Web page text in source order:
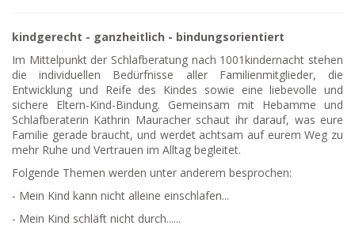
kindgerecht - ganzheitlich - bindungsorientiert
Im Mittelpunkt der Schlafberatung nach 1001kindernacht stehen
die individuellen Bedürfnisse aller Familienmitglieder, die
Entwicklung und Reife des Kindes sowie eine liebevolle und
sichere Eltern-Kind-Bindung. Gemeinsam mit Hebamme und
Schlafberaterin Kathrin Mauracher schaut ihr darauf, was eure
Familie gerade braucht, und werdet achtsam auf eurem Weg zu
mehr Ruhe und Vertrauen im Alltag begleitet.
Folgende Themen werden unter anderem besprochen:
- Mein Kind kann nicht alleine einschlafen...
- Mein Kind schläft nicht durch......